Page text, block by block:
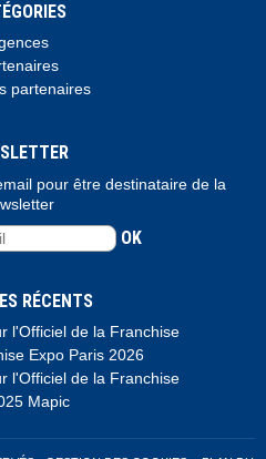
partenaires
pour être destinataire de la
OK
RÉCENTS
l'Officiel de la Franchise
Expo Paris 2026
l'Officiel de la Franchise
Mapic